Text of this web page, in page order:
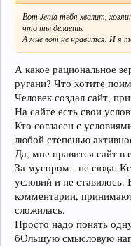
Вот Jenia тебя хвалит,
что ты делаешь.
А мне вот не нравится. И я
А какое рациональное
ругани? Что хотите
Человек создал сайт,
На сайте есть свои
Кто согласен с
любой степенью
Да, мне нравится сайт
За мусором - не сюда.
условий и не ставилось.
комментарии,
сложилась.
Просто надо понять
бОльшую смысловую